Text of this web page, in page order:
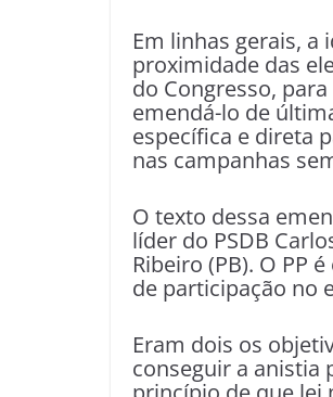
Em linhas gerais, a
proximidade das
do Congresso,
emendá-lo de
específica e direta
nas campanhas
O texto dessa
líder do PSDB
Ribeiro (PB). O PP
de participação no
Eram dois os
conseguir a anistia